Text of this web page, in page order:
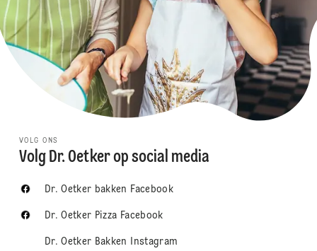
VOLG ONS
Volg Dr. Oetker op social media
Dr. Oetker bakken Facebook
Dr. Oetker Pizza Facebook
Dr. Oetker Bakken Instagram